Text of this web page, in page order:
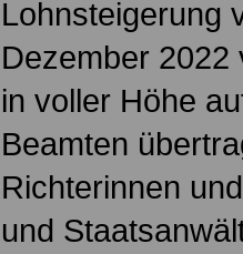
Lohnsteigerung
Dezember 2022
in voller Höhe
Beamten
Richterinnen
und